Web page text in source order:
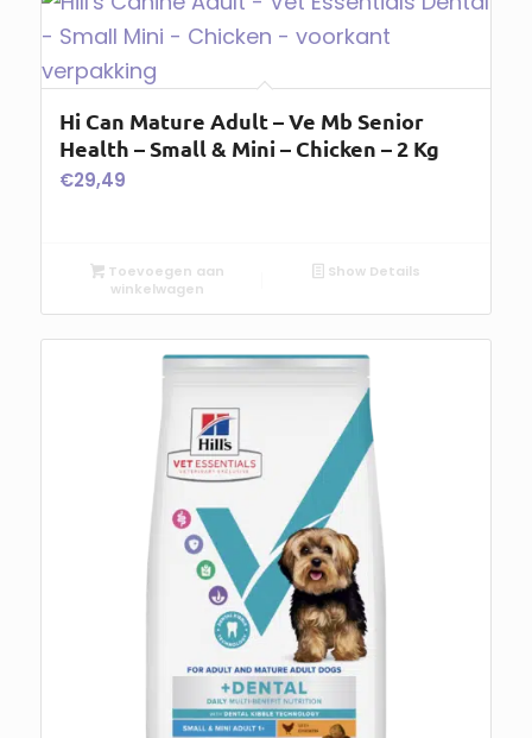
Hi Can Mature Adult – Ve Mb Senior
Health – Small & Mini – Chicken – 2 Kg
€29,49
Toevoegen aan
winkelwagen
Show Details